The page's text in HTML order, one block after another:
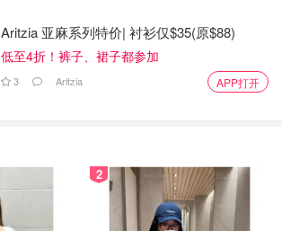
Aritzia 亚麻系列特价| 衬衫仅$35(原$88)
低至4折！裤子、裙子都参加
3 Aritzia APP打开
2